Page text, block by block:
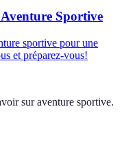
Sportive
sportive pour une
et préparez-vous!
sur aventure sportive.